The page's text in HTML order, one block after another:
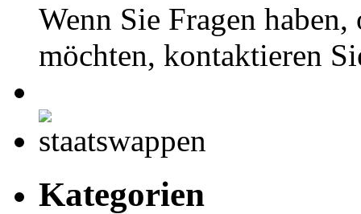
Wenn Sie Fragen
möchten, kontaktieren
Kategorien